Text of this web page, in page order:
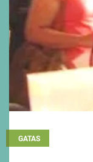
GATAS